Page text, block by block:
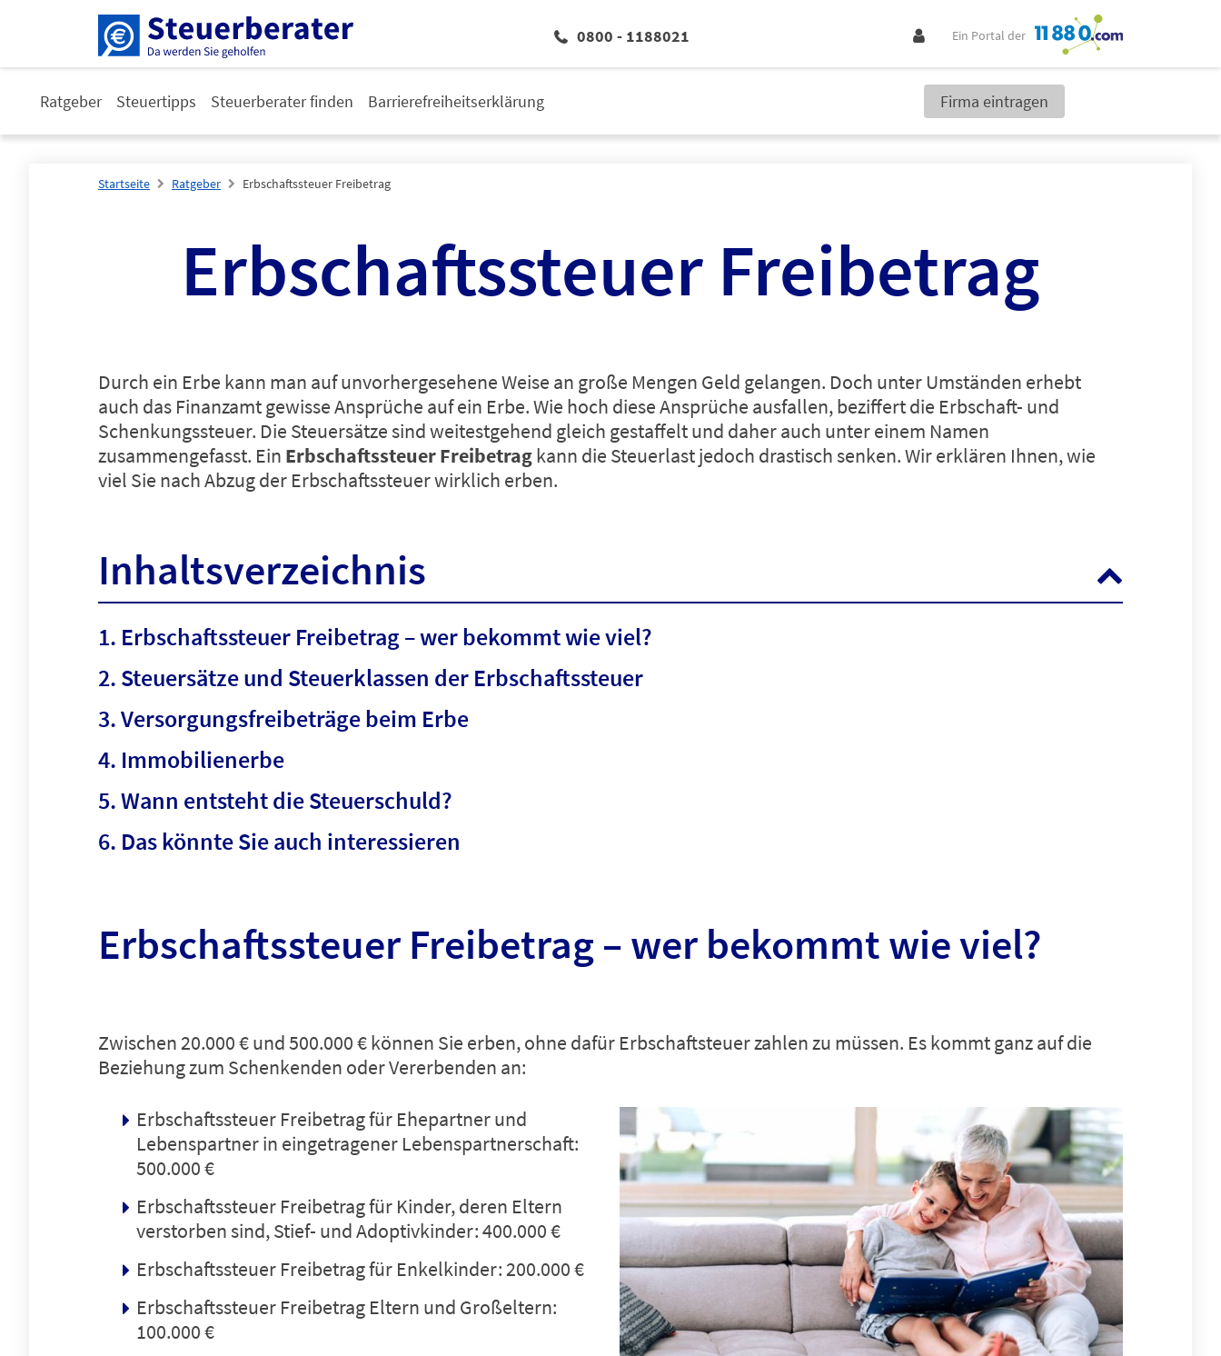
0800 - 1188021 Ein Portal der
Ratgeber Steuertipps Steuerberater finden Barrierefreiheitserklärung Firma eintragen
Startseite Ratgeber Erbschaftssteuer Freibetrag
Erbschaftssteuer Freibetrag
Durch ein Erbe kann man auf unvorhergesehene Weise an große Mengen Geld gelangen. Doch unter Umständen erhebt
auch das Finanzamt gewisse Ansprüche auf ein Erbe. Wie hoch diese Ansprüche ausfallen, beziffert die Erbschaft- und
Schenkungssteuer. Die Steuersätze sind weitestgehend gleich gestaffelt und daher auch unter einem Namen
zusammengefasst. Ein Erbschaftssteuer Freibetragkann die Steuerlast jedoch drastisch senken. Wir erklären Ihnen, wie
viel Sie nach Abzug der Erbschaftssteuer wirklich erben.
Inhaltsverzeichnis
Erbschaftssteuer Freibetrag – wer bekommt wie viel?
Steuersätze und Steuerklassen der Erbschaftssteuer
Versorgungsfreibeträge beim Erbe
Immobilienerbe
Wann entsteht die Steuerschuld?
Das könnte Sie auch interessieren
Erbschaftssteuer Freibetrag – wer bekommt wie viel?
Zwischen 20.000 € und 500.000 € können Sie erben, ohne dafür Erbschaftsteuer zahlen zu müssen. Es kommt ganz auf die
Beziehung zum Schenkenden oder Vererbenden an:
Erbschaftssteuer Freibetrag für Ehepartner und
Lebenspartner in eingetragener Lebenspartnerschaft:
500.000 €
Erbschaftssteuer Freibetrag für Kinder, deren Eltern
verstorben sind, Stief- und Adoptivkinder: 400.000 €
Erbschaftssteuer Freibetrag für Enkelkinder: 200.000 €
Erbschaftssteuer Freibetrag Eltern und Großeltern:
100.000 €